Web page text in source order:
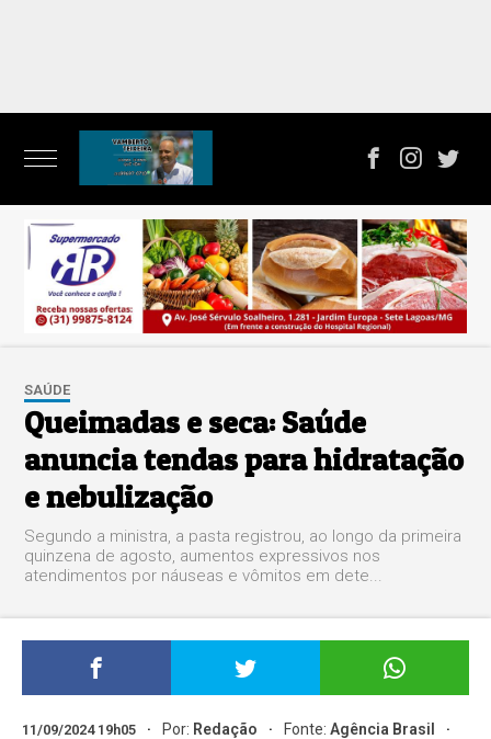
SAÚDE
Queimadas e seca: Saúde
anuncia tendas para hidratação
e nebulização
Segundo a ministra, a pasta registrou, ao longo da primeira
quinzena de agosto, aumentos expressivos nos
atendimentos por náuseas e vômitos em dete...
11/09/2024 19h05 Por: Redação Fonte:Agência Brasil